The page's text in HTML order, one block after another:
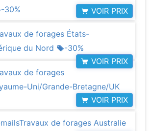
-30% VOIR PRIX
de forages États-
du Nord
-30%
VOIR PRIX
de forages
Uni/Grande-Bretagne/UK
VOIR PRIX
de forages Australie